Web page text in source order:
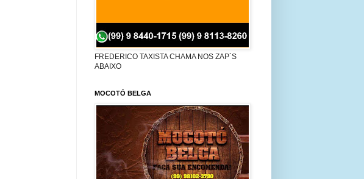
FREDERICO TAXISTA CHAMA NOS ZAP´S
ABAIXO
MOCOTÓ BELGA